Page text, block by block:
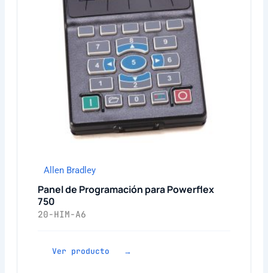
Allen Bradley
Panel de Programación para Powerflex
750
20-HIM-A6
Ver producto →